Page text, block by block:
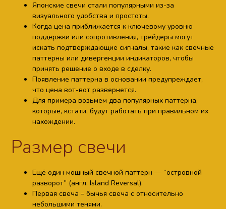
Японские свечи стали популярными из-за
визуального удобства и простоты.
Когда цена приближается к ключевому уровню
поддержки или сопротивления, трейдеры могут
искать подтверждающие сигналы, такие как свечные
паттерны или дивергенции индикаторов, чтобы
принять решение о входе в сделку.
Появление паттерна в основании предупреждает,
что цена вот-вот развернется.
Для примера возьмем два популярных паттерна,
которые, кстати, будут работать при правильном их
нахождении.
Размер свечи
Ещё один мощный свечной паттерн — “островной
разворот” (англ. Island Reversal).
Первая свеча – бычья свеча с относительно
небольшими тенями.